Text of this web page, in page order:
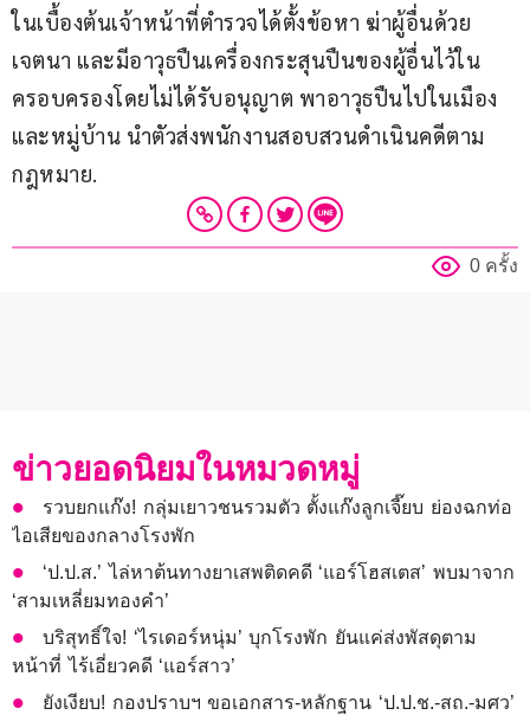
ในเบื้องต้นเจ้าหน้าที่ตำรวจได้ตั้งข้อหา ฆ่าผู้อื่นด้วย
เจตนา และมีอาวุธปืนเครื่องกระสุนปืนของผู้อื่นไว้ใน
ครอบครองโดยไม่ได้รับอนุญาต พาอาวุธปืนไปในเมือง
และหมู่บ้าน นำตัวส่งพนักงานสอบสวนดำเนินคดีตาม
กฎหมาย.
0 ครั้ง
ข่าวยอดนิยมในหมวดหมู่
รวบยกแก๊ง! กลุ่มเยาวชนรวมตัว ตั้งแก๊งลูกเจี๊ยบ ย่องฉกท่อ
ไอเสียของกลางโรงพัก
‘ป.ป.ส.’ ไล่หาต้นทางยาเสพติดคดี ‘แอร์โฮสเตส’ พบมาจาก
‘สามเหลี่ยมทองคำ’
บริสุทธิ์ใจ! ‘ไรเดอร์หนุ่ม’ บุกโรงพัก ยันแค่ส่งพัสดุตาม
หน้าที่ ไร้เอี่ยวคดี ‘แอร์สาว’
ยังเงียบ! กองปราบฯ ขอเอกสาร-หลักฐาน ‘ป.ป.ช.-สถ.-มศว’